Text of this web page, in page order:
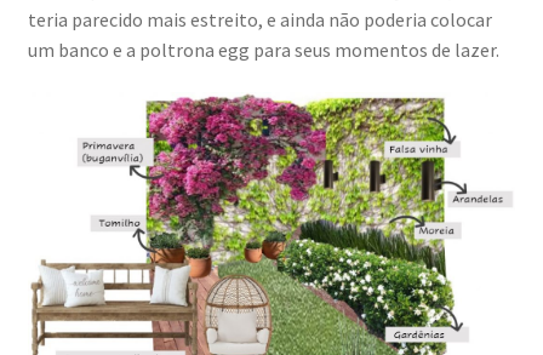
teria parecido mais estreito, e ainda não poderia colocar
um banco e a poltrona egg para seus momentos de lazer.